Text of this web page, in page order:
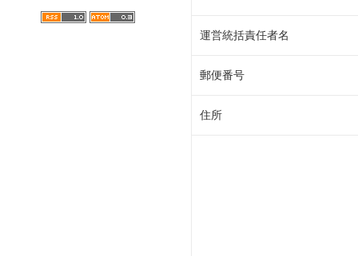
運営統括責任者名
郵便番号
住所